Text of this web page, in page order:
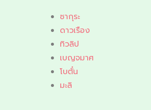
ซากุระ
ดาวเรือง
ทิวลิป
เบญจมาศ
โบตั๋น
มะลิ